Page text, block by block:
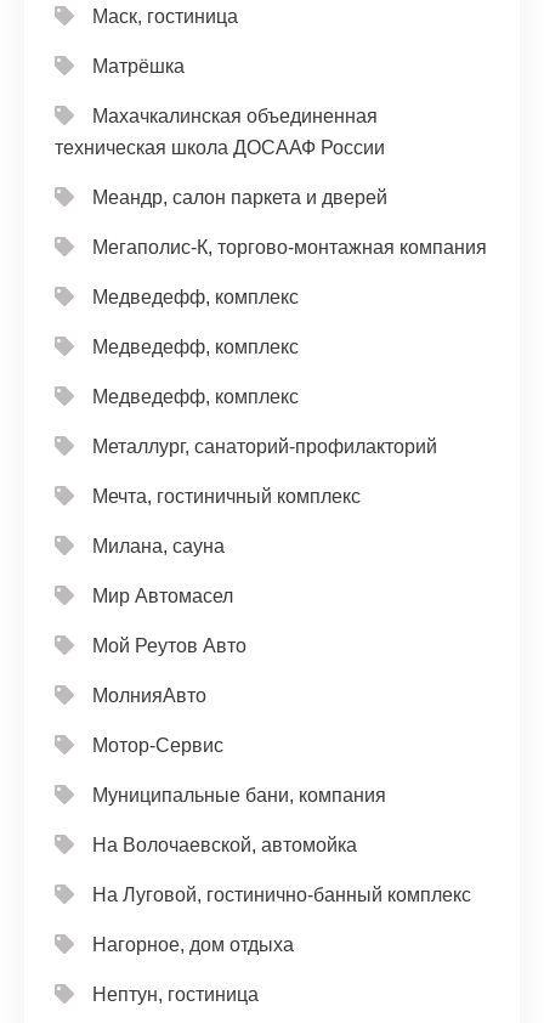
Маск, гостиница
Матрёшка
Махачкалинская объединенная
техническая школа ДОСААФ России
Меандр, салон паркета и дверей
Мегаполис-К, торгово-монтажная компания
Медведефф, комплекс
Медведефф, комплекс
Медведефф, комплекс
Металлург, санаторий-профилакторий
Мечта, гостиничный комплекс
Милана, сауна
Мир Автомасел
Мой Реутов Авто
МолнияАвто
Мотор-Сервис
Муниципальные бани, компания
На Волочаевской, автомойка
На Луговой, гостинично-банный комплекс
Нагорное, дом отдыха
Нептун, гостиница